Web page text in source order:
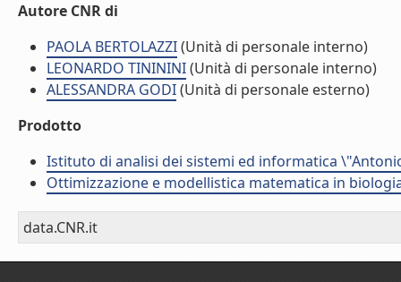
Autore CNR di
PAOLA BERTOLAZZI(Unità di personale interno)
LEONARDO TINININI(Unità di personale interno)
ALESSANDRA GODI(Unità di personale esterno)
Prodotto
Istituto di analisi dei sistemi ed informatica
Ottimizzazione e modellistica matematica in
data.CNR.it